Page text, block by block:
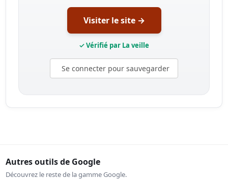
Visiter le site →
✓ Vérifié par La veille
Se connecter pour sauvegarder
Autres outils de Google
Découvrez le reste de la gamme Google.